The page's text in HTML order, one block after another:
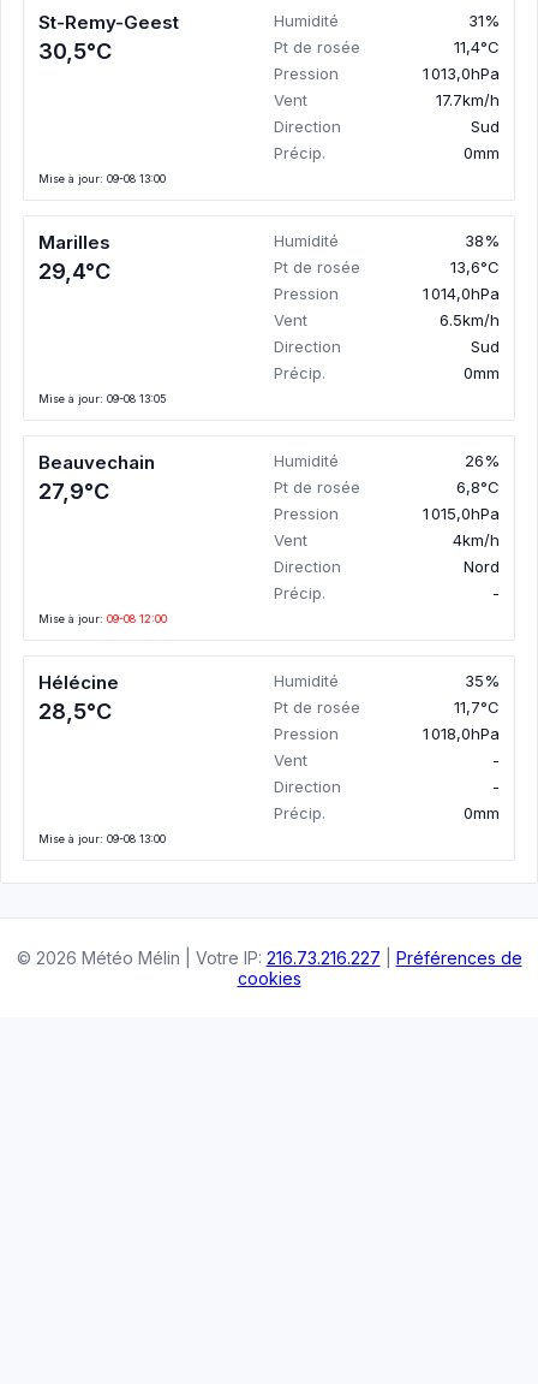
St-Remy-Geest
30,5°C
Humidité
31%
Pt de rosée
11,4°C
Pression
1 013,0hPa
Vent
17.7km/h
Direction
Sud
Précip.
0mm
Mise à jour: 09-08 13:00
Marilles
29,4°C
Humidité
38%
Pt de rosée
13,6°C
Pression
1 014,0hPa
Vent
6.5km/h
Direction
Sud
Précip.
0mm
Mise à jour: 09-08 13:05
Beauvechain
27,9°C
Humidité
26%
Pt de rosée
6,8°C
Pression
1 015,0hPa
Vent
4km/h
Direction
Nord
Précip.
-
Mise à jour: 09-08 12:00
Hélécine
28,5°C
Humidité
35%
Pt de rosée
11,7°C
Pression
1 018,0hPa
Vent
-
Direction
-
Précip.
0mm
Mise à jour: 09-08 13:00
© 2026 Météo Mélin | Votre IP: 216.73.216.227
Préférences de
cookies